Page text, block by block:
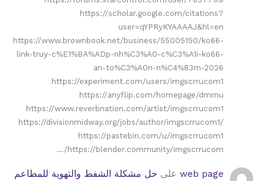
https://scholar.google.com/citations?
user=qYPRyKYAAAAJ&hl=en
https://www.brownbook.net/business/55005150/ko66-
link-truy-c%E1%BA%ADp-nh%C3%A0-c%C3%A1i-ko66-
an-to%C3%A0n-n%C4%83m-2026
https://experiment.com/users/imgscrrucom1
https://anyflip.com/homepage/dmrnu
https://www.reverbnation.com/artist/imgscrrucom1
https://divisionmidway.org/jobs/author/imgscrrucom1/
https://pastebin.com/u/imgscrrucom1
https://blender.community/imgscrrucom/…
web page على حل مشكلة الشفط والتهوية للمطاعم